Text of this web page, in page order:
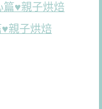
篇♥親子烘焙
親子烘焙